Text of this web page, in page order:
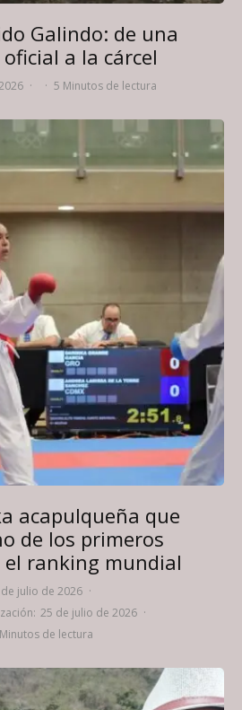
Galindo: de una
a la cárcel
· · 5 Minutos de lectura
acapulqueña que
de los primeros
el ranking mundial
julio de 2026 ·
25 de julio de 2026 ·
de lectura